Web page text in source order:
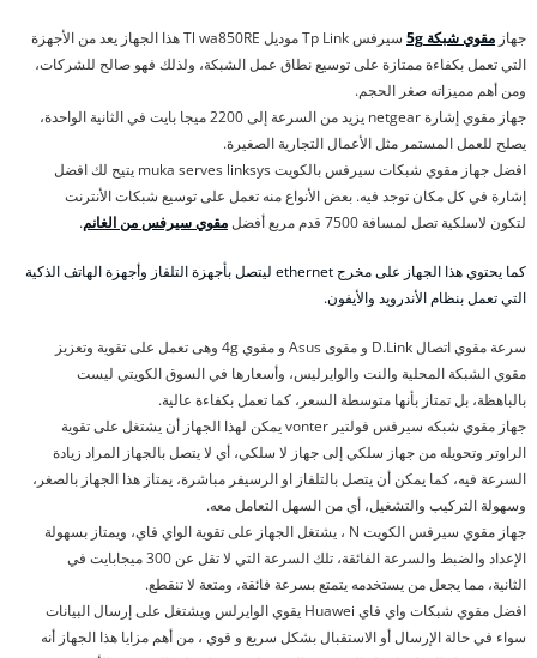
جهاز مقوي شبكة 5g
سيرفس Tp Link موديل Tl wa850RE هذا الجهاز يعد من الأجهزة
التي تعمل بكفاءة ممتازة على توسيع نطاق عمل الشبكة، ولذلك فهو صالح للشركات،
ومن أهم مميزاته صغر الحجم.
جهاز مقوي إشارة netgear يزيد من السرعة إلى 2200 ميجا بايت في الثانية الواحدة،
يصلح للعمل المستمر مثل الأعمال التجارية الصغيرة.
افضل جهاز مقوي شبكات سيرفس بالكويت muka serves linksys يتيح لك افضل
إشارة في كل مكان توجد فيه. بعض الأنواع منه تعمل على توسيع شبكات الأنترنت
لتكون لاسلكية تصل لمسافة 7500 قدم مربع أفضل
مقوي سيرفس من الغانم.
كما يحتوي هذا الجهاز على مخرج ethernet ليتصل بأجهزة التلفاز وأجهزة الهاتف الذكية
التي تعمل بنظام الأندرويد والأيفون.
سرعة مقوي اتصال D.Link و مقوى Asus و مقوي 4g وهى تعمل على تقوية وتعزيز
مقوي الشبكة المحلية والنت والوايرليس، وأسعارها في السوق الكويتي ليست
بالباهظة، بل تمتاز بأنها متوسطة السعر، كما تعمل بكفاءة عالية.
جهاز مقوي شبكه سيرفس فولتير vonter يمكن لهذا الجهاز أن يشتغل على تقوية
الراوتر وتحويله من جهاز سلكي إلى جهاز لا سلكي، أي لا يتصل بالجهاز المراد زيادة
السرعة فيه، كما يمكن أن يتصل بالتلفاز او الرسيفر مباشرة، يمتاز هذا الجهاز بالصغر،
وسهولة التركيب والتشغيل، أي من السهل التعامل معه.
جهاز مقوي سيرفس الكويت N ، يشتغل الجهاز على تقوية الواي فاي، ويمتاز بسهولة
الإعداد والضبط والسرعة الفائقة، تلك السرعة التي لا تقل عن 300 ميجابايت في
الثانية، مما يجعل من يستخدمه يتمتع بسرعة فائقة، ومتعة لا تنقطع.
افضل مقوي شبكات واي فاي Huawei يقوي الوايرلس ويشتغل على إرسال البيانات
سواء في حالة الإرسال أو الاستقبال بشكل سريع و قوي ، من أهم مزايا هذا الجهاز أنه